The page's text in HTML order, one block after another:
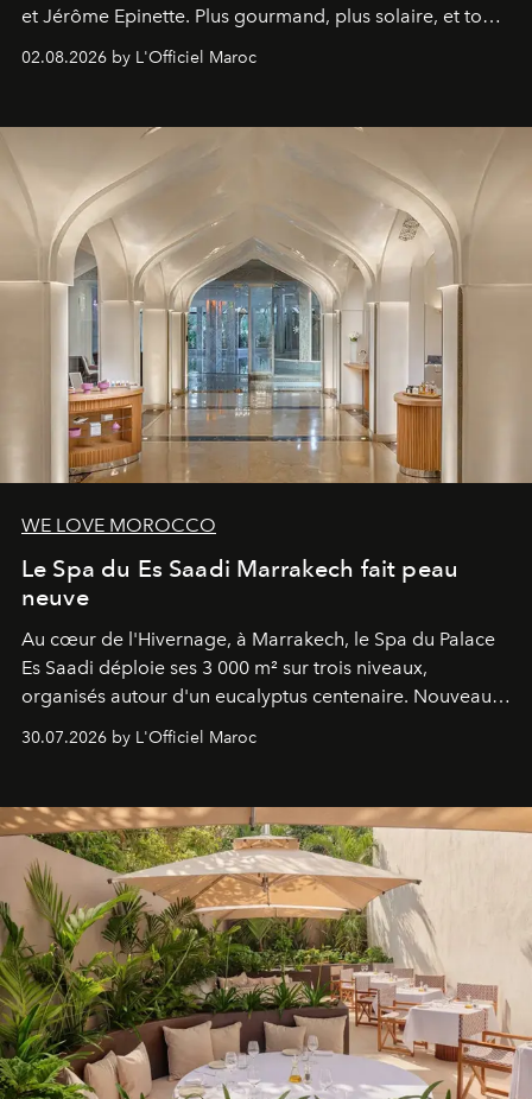
et Jérôme Epinette. Plus gourmand, plus solaire, et tout
à fait irrésistible.
02.08.2026 by L'Officiel Maroc
WE LOVE MOROCCO
Le Spa du Es Saadi Marrakech fait peau
neuve
Au cœur de l'Hivernage, à Marrakech, le Spa du Palace
Es Saadi déploie ses 3 000 m² sur trois niveaux,
organisés autour d'un eucalyptus centenaire. Nouveau
Lobby Bien-Être et Beauté, exclusivité mondiale en
neuro-cosmétique, parcours thermal et studio dédié au
entièreté, entre science des émotions et rituels
reposants.
30.07.2026 by L'Officiel Maroc